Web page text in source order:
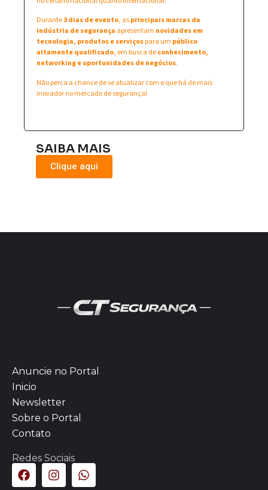
Durante3 dias de evento, asprincipais marcas da
indústria de segurança apresentam novidades em
tecnologia, produtos e serviçospara um público
altamente qualificado, em busca deconhecimento,
networking e oportunidades de negócios.
Não perca a chance de se atualizar com o que há de mais
inovador no mercado de segurança!
SAIBA MAIS
Clique aqui
Anuncie no Portal
Inicio
Newsletter
Sobre o Portal
Contato
Redes Sociais